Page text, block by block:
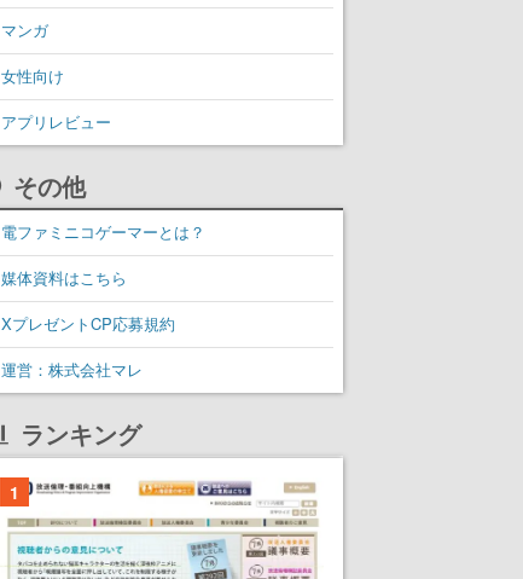
マンガ
女性向け
アプリレビュー
その他
電ファミニコゲーマーとは？
媒体資料はこちら
XプレゼントCP応募規約
運営：株式会社マレ
ランキング
1